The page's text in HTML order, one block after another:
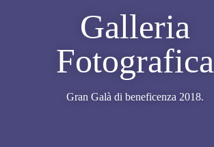
Galleria
Fotografica
Gran Galà di beneficenza 2018.